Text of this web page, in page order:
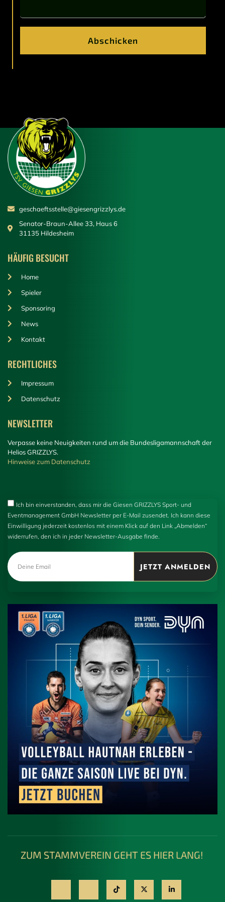
Abschicken
geschaeftsstelle@giesengrizzlys.de
Senator-Braun-Allee 33, Haus 6
31135 Hildesheim
HÄUFIG BESUCHT
Home
Spieler
Sponsoring
News
Kontakt
RECHTLICHES
Impressum
Datenschutz
NEWSLETTER
Verpasse keine Neuigkeiten rund um die Bundesligamannschaft der
Helios GRIZZLYS.
Hinweise zum Datenschutz
Ich bin einverstanden, dass mir die Giesen GRIZZLYS Sport- und
Eventmanagement GmbH Newsletter per E-Mail zusendet. Ich kann diese
Einwilligung jederzeit kostenlos mit einem Klick auf den Link „Abmelden“
widerrufen, den ich in jeder Newsletter-Ausgabe finde.
JETZT ANMELDEN
ZUM STAMMVEREIN GEHT ES HIER LANG!